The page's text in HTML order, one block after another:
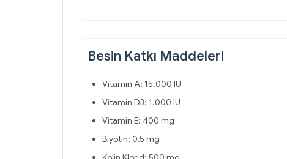
Besin Katkı Maddeleri
Vitamin A: 15.000 IU
Vitamin D3: 1.000 IU
Vitamin E: 400 mg
Biyotin: 0,5 mg